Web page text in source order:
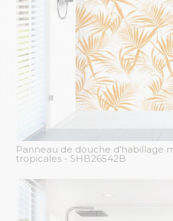
Panneau de douche d'habillage
tropicales - SHB26542B